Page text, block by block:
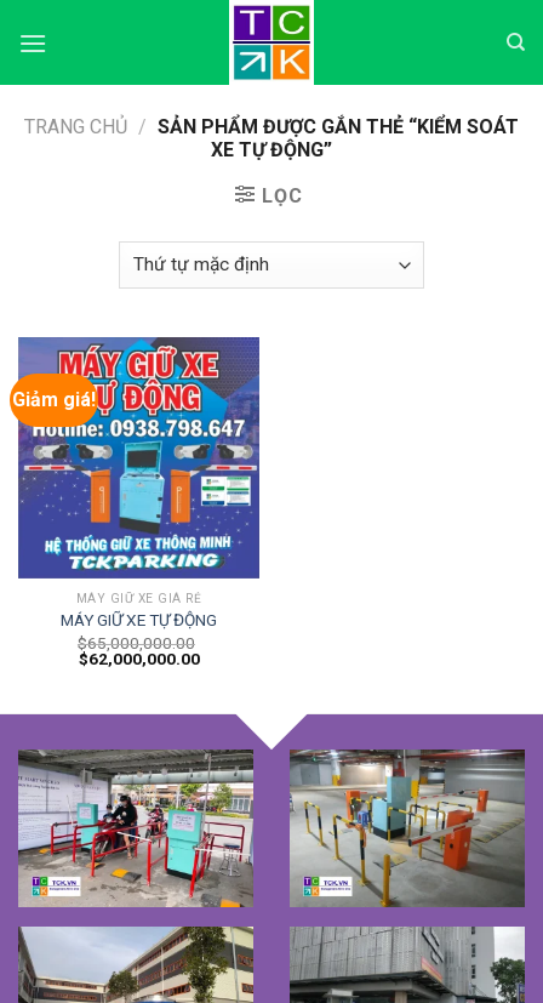
TRANG CHỦ / SẢN PHẨM ĐƯỢC GẮN THẺ “KIỂM SOÁT
XE TỰ ĐỘNG”
LỌC
Giảm giá!
MÁY GIỮ XE GIÁ RẺ
MÁY GIỮ XE TỰ ĐỘNG
$65,000,000.00
$62,000,000.00